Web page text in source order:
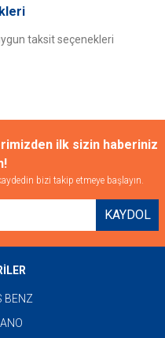
taksit seçenekleri
ilk sizin haberiniz
bizi takip etmeye başlayın.
KAYDOL
BENZ